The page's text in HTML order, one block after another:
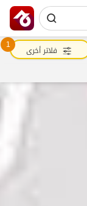
1 فلاتر أخرى